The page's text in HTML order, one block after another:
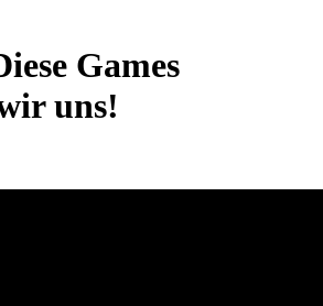
Games
uns!